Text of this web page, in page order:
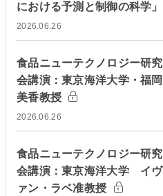
における予測と制御の科学
2026.06.26
食品ニューテクノロジー研究
会講演：東京海洋大学・福岡
美香教授
2026.06.26
食品ニューテクノロジー研究
会講演：東京海洋大学 イヴ
ァン・ラベ准教授